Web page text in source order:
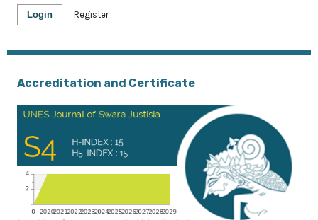
Login Register
Accreditation and Certificate